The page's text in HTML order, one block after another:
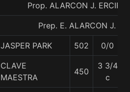
Prop. ALARCON J. ERCIRA
Prep. E. ALARCON J.
JASPER PARK 502 0/0
CLAVE
MAESTRA
450
3 3/4
c